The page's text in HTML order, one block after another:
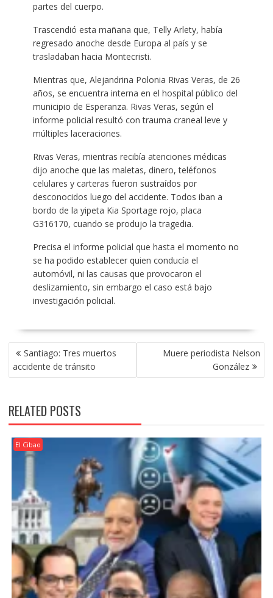
partes del cuerpo.
Trascendió esta mañana que, Telly Arlety, había
regresado anoche desde Europa al país y se
trasladaban hacia Montecristi.
Mientras que, Alejandrina Polonia Rivas Veras, de 26
años, se encuentra interna en el hospital público del
municipio de Esperanza. Rivas Veras, según el
informe policial resultó con trauma craneal leve y
múltiples laceraciones.
Rivas Veras, mientras recibía atenciones médicas
dijo anoche que las maletas, dinero, teléfonos
celulares y carteras fueron sustraídos por
desconocidos luego del accidente. Todos iban a
bordo de la yipeta Kia Sportage rojo, placa
G316170, cuando se produjo la tragedia.
Precisa el informe policial que hasta el momento no
se ha podido establecer quien conducía el
automóvil, ni las causas que provocaron el
deslizamiento, sin embargo el caso está bajo
investigación policial.
POST
NAVIGATION
Santiago: Tres muertos
accidente de tránsito
Muere periodista Nelson
González
RELATED POSTS
El Cibao